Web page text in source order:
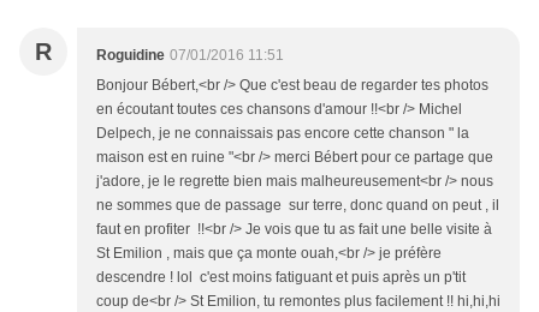
R Roguidine 07/01/2016 11:51
Bonjour Bébert,<br /> Que c'est beau de regarder tes photos
en écoutant toutes ces chansons d'amour !!<br /> Michel
Delpech, je ne connaissais pas encore cette chanson " la
maison est en ruine "<br /> merci Bébert pour ce partage que
j'adore, je le regrette bien mais malheureusement<br /> nous
ne sommes que de passage sur terre, donc quand on peut , il
faut en profiter !!<br /> Je vois que tu as fait une belle visite à
St Emilion , mais que ça monte ouah,<br /> je préfère
descendre ! lol c'est moins fatiguant et puis après un p'tit
coup de<br /> St Emilion, tu remontes plus facilement !! hi,hi,hi